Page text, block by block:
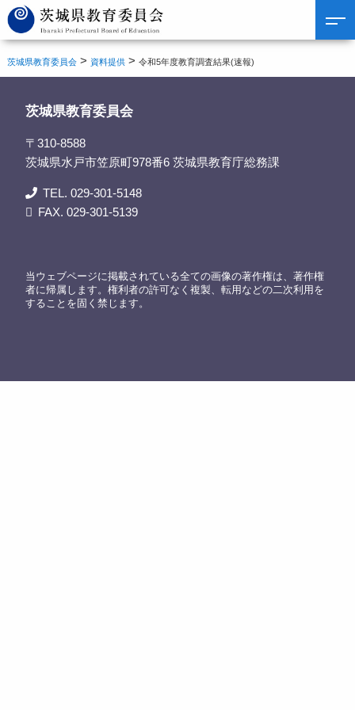
茨城県教育委員会 > 資料提供 >令和5年度教育調査結果(速報)
茨城県教育委員会
〒310-8588
茨城県水戸市笠原町978番6 茨城県教育庁総務課
TEL. 029-301-5148
FAX. 029-301-5139
当ウェブページに掲載されている全ての画像の著作権は、著作権
者に帰属します。権利者の許可なく複製、転用などの二次利用を
することを固く禁じます。